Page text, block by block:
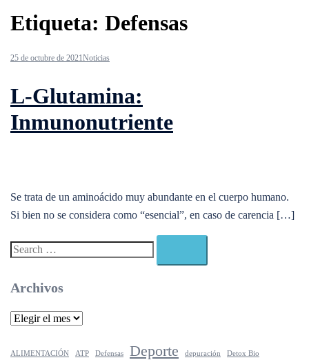
Etiqueta: Defensas
25 de octubre de 2021Noticias
L-Glutamina:
Inmunonutriente
Se trata de un aminoácido muy abundante en el cuerpo humano.
Si bien no se considera como “esencial”, en caso de carencia […]
Search…
Archivos
Archivos
ALIMENTACIÓN ATP Defensas Deporte depuración Detox Bio